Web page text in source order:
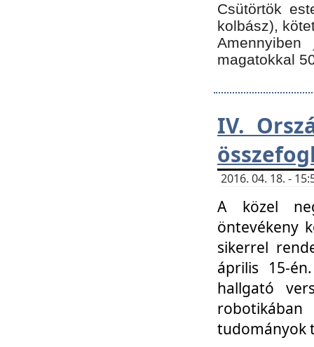
Csütörtök
kolbász),
Amennyiben
magatokkal
IV.
2016. 04. 18. -
A közel
öntevékeny
sikerrel
április 15-
hallgató
tudományok